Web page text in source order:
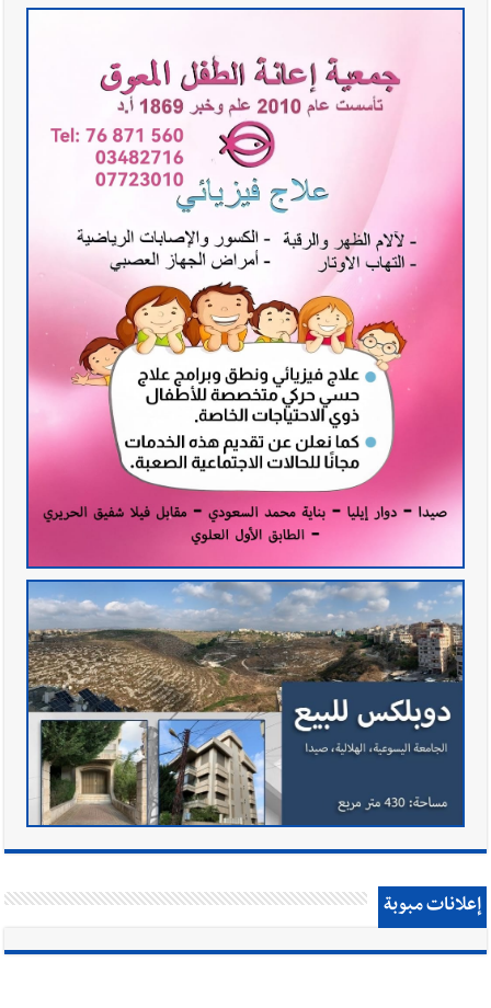
إعلانات مبوبة